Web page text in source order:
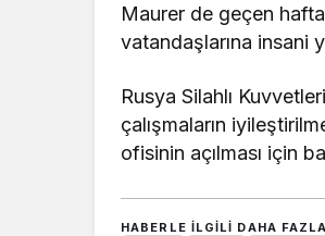
Maurer de geçen
vatandaşlarına insani
Rusya Silahlı
çalışmaların
ofisinin açılması için
HABERLE ILGILI DAHA